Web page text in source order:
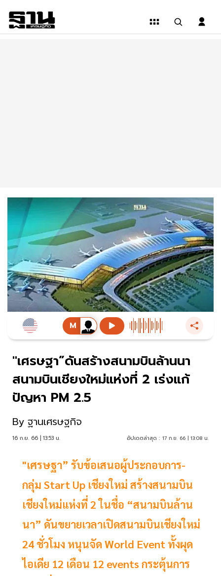
"เศรษฐา”ดันสร้างสนามบินล้านนา
สนามบินเชียงใหม่แห่งที่ 2 เร่งแก้
ปัญหา PM 2.5
By ฐานเศรษฐกิจ
16 ก.ย. 66 | 13:53 น. อัปเดตล่าสุด : 17 ก.ย. 66 | 13:08 น.
"เศรษฐา” รับข้อเสนอผู้ประกอบการ-
กลุ่ม Start Up เชียงใหม่ สร้างสนามบิน
เชียงใหม่แห่งที่ 2 ในชื่อ “สนามบินล้าน
นา” ดันขยายเวลาเปิดสนามบินเชียงใหม่
24 ชั่วโมง หนุนจัด World Event ทั้งผุด
ไอเดีย 12 เดือน 12 events กระตุ้นการ